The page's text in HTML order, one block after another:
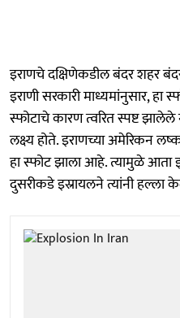
इराणचे दक्षिणेकडील बंदर शहर
इराणी सरकारी माध्यमांनुसार, हा
स्फोटाचे कारण त्वरित स्पष्ट
लक्ष्य होते. इराणच्या अमेरिकन
हा स्फोट झाला आहे. त्यामुळे आता
दुसरीकडे इस्रायलने त्यांनी हल्ला